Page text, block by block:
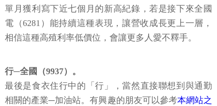
單月獲利寫下近七個月的新高紀錄，若是接下來全國
電（6281）能持續這種表現，讓營收成長更上一層，
相信這種高殖利率低價位，會讓更多人愛不釋手。
行─全國（9937）。
最後是食衣住行中的「行」，當然直接聯想到與通勤
相關的產業─加油站。有興趣的朋友可以參考本網站之